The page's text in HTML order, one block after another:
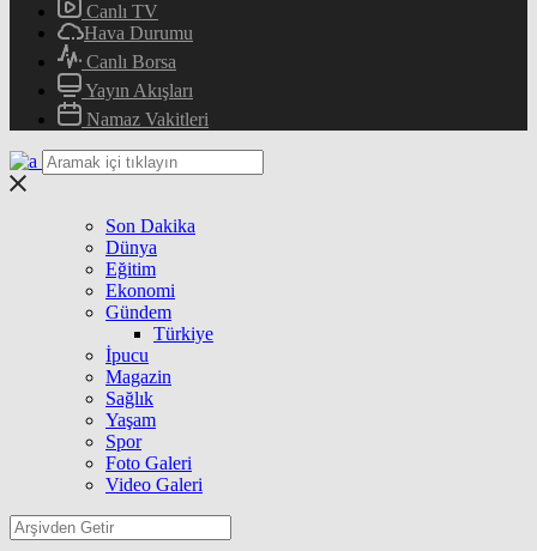
Canlı TV
Hava Durumu
Canlı Borsa
Yayın Akışları
Namaz Vakitleri
Son Dakika
Dünya
Eğitim
Ekonomi
Gündem
Türkiye
İpucu
Magazin
Sağlık
Yaşam
Spor
Foto Galeri
Video Galeri